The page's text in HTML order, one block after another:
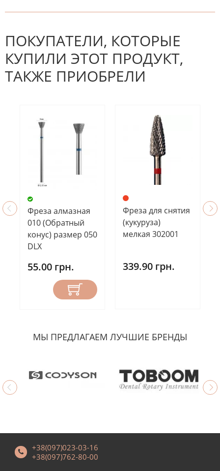
К настоящему времени нет
отзыв.
ПОКУПАТЕЛИ, КОТОРЫЕ
КУПИЛИ ЭТОТ ПРОДУКТ,
ТАКЖЕ ПРИОБРЕЛИ
Фреза алмазная
010 (Обратный
конус) размер 050
DLX
55.00 грн.
Фреза для снятия
(кукуруза)
мелкая 302001
339.90 грн.
МЫ ПРЕДЛАГАЕМ ЛУЧШИЕ БРЕНДЫ
+38(097)023-03-16
+38(097)762-80-00